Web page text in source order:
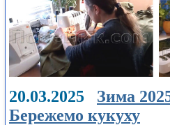
20.03.2025 Зима
Бережемо кукуху